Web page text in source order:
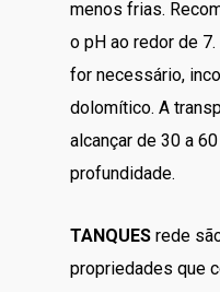
menos frias.
o pH ao redor de
for necessário,
dolomítico. A
alcançar de 30 a
profundidade.
TANQUES rede
propriedades que